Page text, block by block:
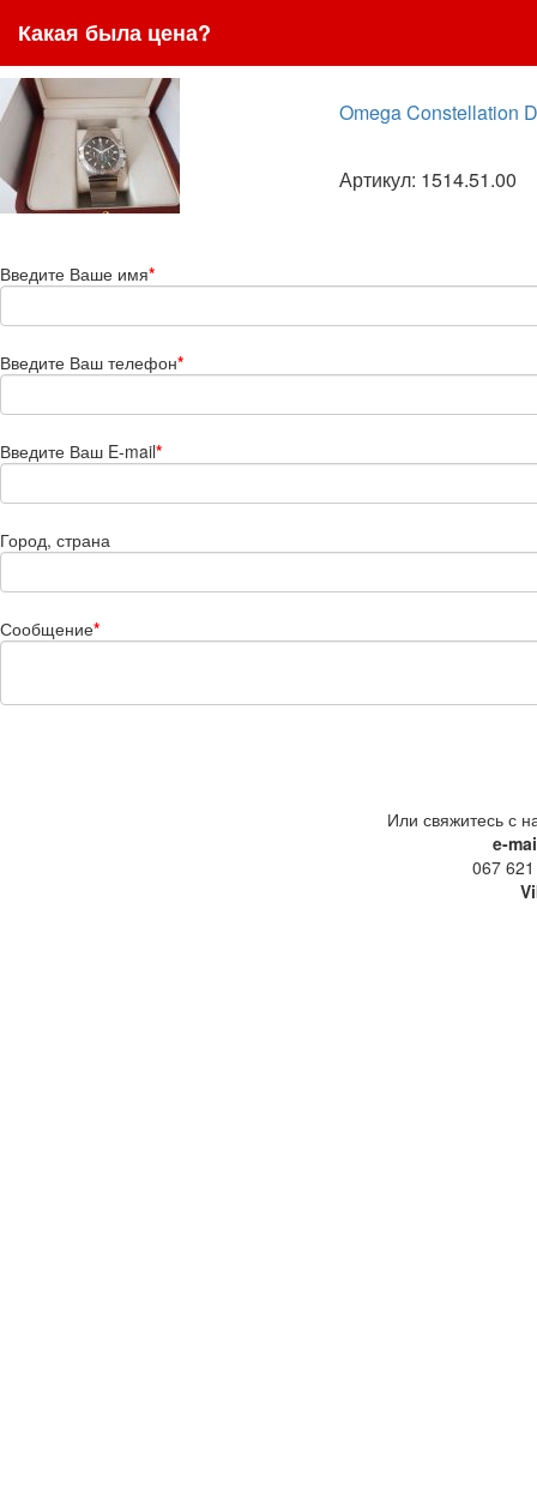
Какая была цена?
Omega Constellation
Артикул: 1514.51.00
Введите Ваше имя*
Введите Ваш телефон*
Введите Ваш E-mail*
Город, страна
Сообщение*
Или свяжитесь с
e-
067